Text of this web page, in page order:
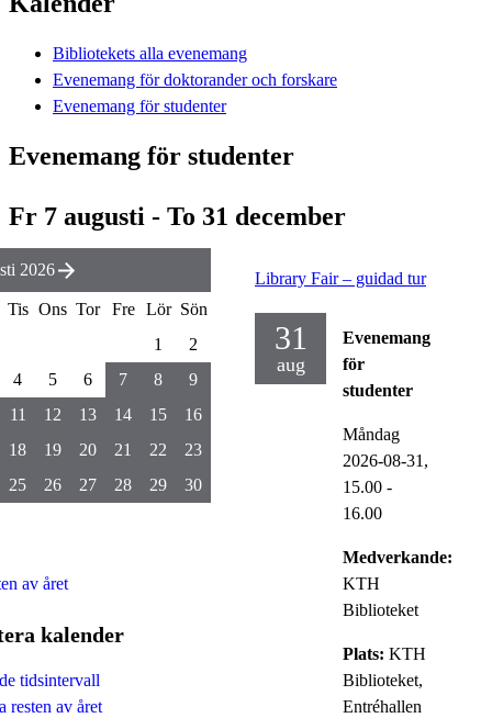
Bibliotekets alla evenemang
Evenemang för doktorander och forskare
Evenemang för studenter
Evenemang för studenter
Fr 7 augusti - To 31 december
Library Fair – guidad tur
31
aug
Evenemang
för
studenter
Måndag
2026-08-31,
15.00 -
16.00
Medverkande:
KTH
Biblioteket
Plats: KTH
Biblioteket,
Entréhallen
2026
Tis Ons Tor Fre Lör Sön
1
2
4
5 6 7 8
9
11
12 13 14 15
16
18
19 20 21 22
23
25
26 27 28 29 30
av året
kalender
tidsintervall
resten av året